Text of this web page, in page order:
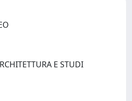
E STUDI